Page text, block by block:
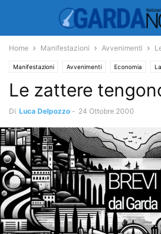
Home Manifestazioni Avvenimenti
Manifestazioni Avvenimenti Economia
Le zattere
Di Luca Delpozzo - 24 Ottobre 2000